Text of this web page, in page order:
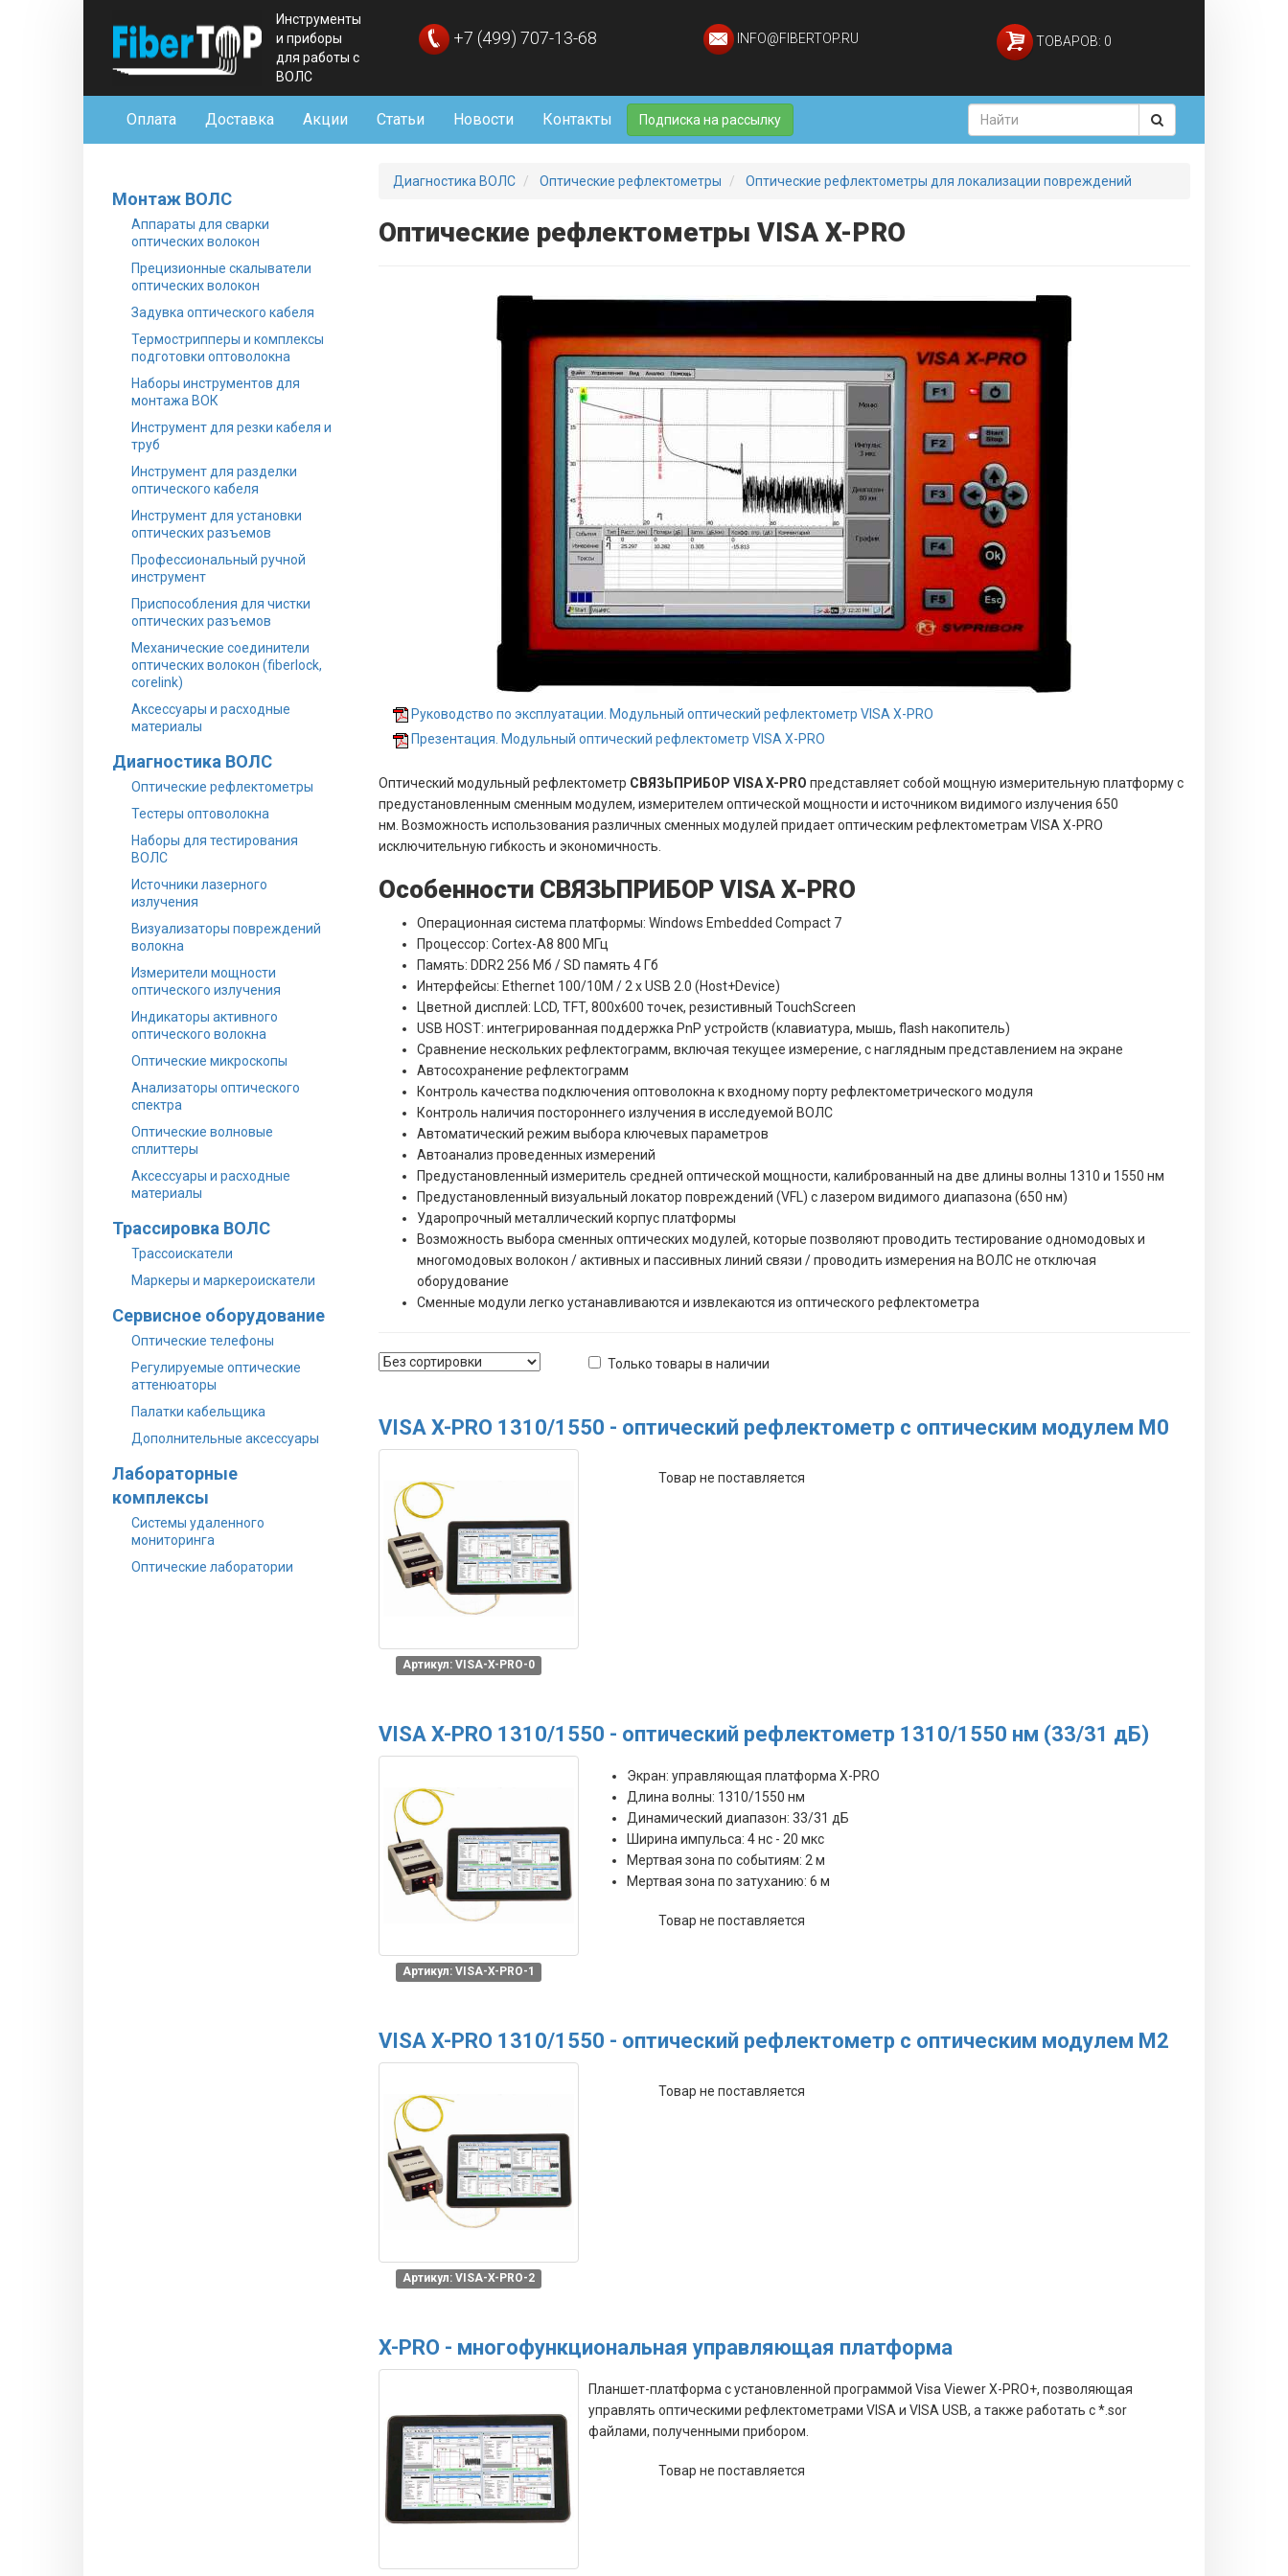
Инструменты
и приборы
для работы с
ВОЛС
+7 (499) 707-13-68 INFO@FIBERTOP.RU ТОВАРОВ: 0
Оплата Доставка Акции Статьи Новости Контакты Подписка на рассылку
Монтаж ВОЛС
Аппараты для сварки
оптических волокон
Прецизионные скалыватели
оптических волокон
Задувка оптического кабеля
Термострипперы и комплексы
подготовки оптоволокна
Наборы инструментов для
монтажа ВОК
Инструмент для резки кабеля и
труб
Инструмент для разделки
оптического кабеля
Инструмент для установки
оптических разъемов
Профессиональный ручной
инструмент
Приспособления для чистки
оптических разъемов
Механические соединители
оптических волокон (fiberlock,
corelink)
Аксессуары и расходные
материалы
Диагностика ВОЛС
Оптические рефлектометры
Тестеры оптоволокна
Наборы для тестирования
ВОЛС
Источники лазерного
излучения
Визуализаторы повреждений
волокна
Измерители мощности
оптического излучения
Индикаторы активного
оптического волокна
Оптические микроскопы
Анализаторы оптического
спектра
Оптические волновые
сплиттеры
Аксессуары и расходные
материалы
Трассировка ВОЛС
Трассоискатели
Маркеры и маркероискатели
Сервисное оборудование
Оптические телефоны
Регулируемые оптические
аттенюаторы
Палатки кабельщика
Дополнительные аксессуары
Лабораторные
комплексы
Системы удаленного
мониторинга
Оптические лаборатории
Диагностика ВОЛС Оптические рефлектометры Оптические рефлектометры для локализации повреждений
Оптические рефлектометры VISA X-PRO
Руководство по эксплуатации. Модульный оптический рефлектометр VISA X-PRO
Презентация. Модульный оптический рефлектометр VISA X-PRO
Оптический модульный рефлектометр СВЯЗЬПРИБОР VISA X-PRO представляет собой мощную измерительную платформу с
предустановленным сменным модулем, измерителем оптической мощности и источником видимого излучения 650
нм. Возможность использования различных сменных модулей придает оптическим рефлектометрам VISA X-PRO
исключительную гибкость и экономичность.
Особенности СВЯЗЬПРИБОР VISA X-PRO
Операционная система платформы: Windows Embedded Compact 7
Процессор: Cortex-A8 800 МГц
Память: DDR2 256 Мб / SD память 4 Гб
Интерфейсы: Ethernet 100/10M / 2 x USB 2.0 (Host+Device)
Цветной дисплей: LCD, TFT, 800x600 точек, резистивный TouchScreen
USB HOST: интегрированная поддержка PnP устройств (клавиатура, мышь, flash накопитель)
Сравнение нескольких рефлектограмм, включая текущее измерение, с наглядным представлением на экране
Автосохранение рефлектограмм
Контроль качества подключения оптоволокна к входному порту рефлектометрического модуля
Контроль наличия постороннего излучения в исследуемой ВОЛС
Автоматический режим выбора ключевых параметров
Автоанализ проведенных измерений
Предустановленный измеритель средней оптической мощности, калиброванный на две длины волны 1310 и 1550 нм
Предустановленный визуальный локатор повреждений (VFL) с лазером видимого диапазона (650 нм)
Ударопрочный металлический корпус платформы
Возможность выбора сменных оптических модулей, которые позволяют проводить тестирование одномодовых и
многомодовых волокон / активных и пассивных линий связи / проводить измерения на ВОЛС не отключая
оборудование
Сменные модули легко устанавливаются и извлекаются из оптического рефлектометра
Только товары в наличии
VISA X-PRO 1310/1550 - оптический рефлектометр с оптическим модулем М0
Артикул: VISA-X-PRO-0
Товар не поставляется
VISA X-PRO 1310/1550 - оптический рефлектометр 1310/1550 нм (33/31 дБ)
Артикул: VISA-X-PRO-1
Экран: управляющая платформа X-PRO
Длина волны: 1310/1550 нм
Динамический диапазон: 33/31 дБ
Ширина импульса: 4 нс - 20 мкс
Мертвая зона по событиям: 2 м
Мертвая зона по затуханию: 6 м
Товар не поставляется
VISA X-PRO 1310/1550 - оптический рефлектометр с оптическим модулем М2
Артикул: VISA-X-PRO-2
Товар не поставляется
X-PRO - многофункциональная управляющая платформа
Планшет-платформа с установленной программой Visa Viewer X-PRO+, позволяющая
управлять оптическими рефлектометрами VISA и VISA USB, а также работать с *.sor
файлами, полученными прибором.
Товар не поставляется